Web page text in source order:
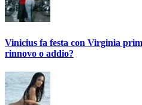
Vinicius fa festa con Virginia
rinnovo o addio?